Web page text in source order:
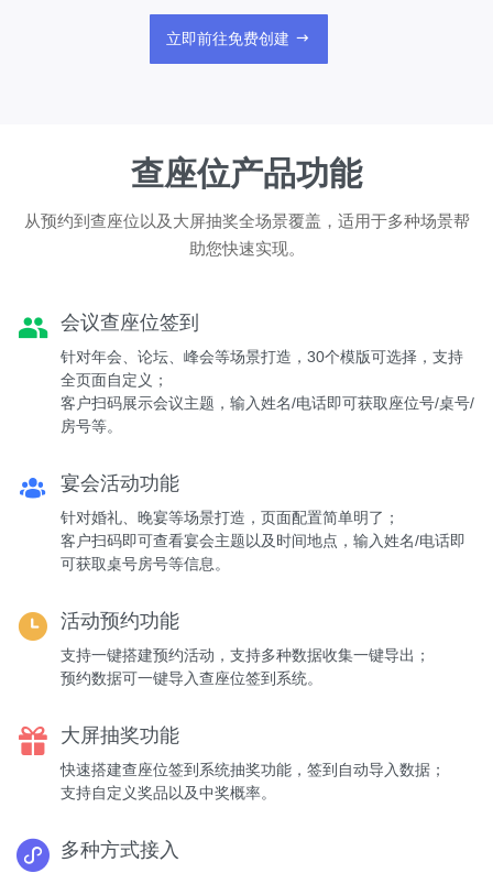
立即前往免费创建
查座位产品功能
从预约到查座位以及大屏抽奖全场景覆盖，适用于多种场景帮
助您快速实现。
会议查座位签到
针对年会、论坛、峰会等场景打造，30个模版可选择，支持
全页面自定义；
客户扫码展示会议主题，输入姓名/电话即可获取座位号/桌号/
房号等。
宴会活动功能
针对婚礼、晚宴等场景打造，页面配置简单明了；
客户扫码即可查看宴会主题以及时间地点，输入姓名/电话即
可获取桌号房号等信息。
活动预约功能
支持一键搭建预约活动，支持多种数据收集一键导出；
预约数据可一键导入查座位签到系统。
大屏抽奖功能
快速搭建查座位签到系统抽奖功能，签到自动导入数据；
支持自定义奖品以及中奖概率。
多种方式接入